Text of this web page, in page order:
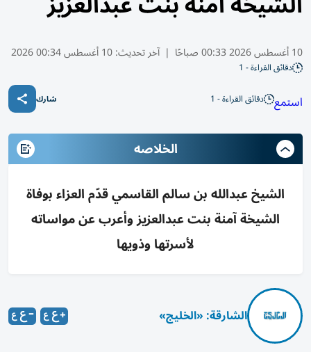
10 أغسطس 2026 00:33 صباحًا | آخر تحديث:10 أغسطس 00:34 2026
دقائق القراءة - 1
استمع دقائق القراءة - 1 شارك
الخلاصه
الشيخ عبدالله بن سالم القاسمي قدّم العزاء بوفاة
الشيخة آمنة بنت عبدالعزيز وأعرب عن مواساته
لأسرتها وذويها
الشارقة: «الخليج»